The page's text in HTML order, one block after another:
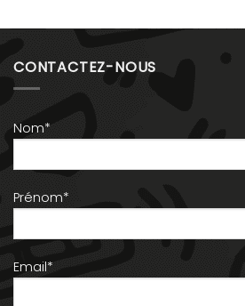
CONTACTEZ-NOUS
Nom*
Prénom*
Email*